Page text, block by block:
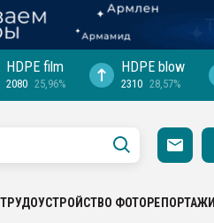
HDPE film
2080 25,96%
HDPE blow
2310 28,57%
ТРУДОУСТРОЙСТВО ФОТОРЕПОРТАЖИ